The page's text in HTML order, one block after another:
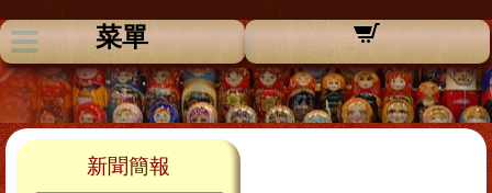
菜單
新聞簡報